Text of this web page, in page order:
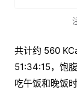
共计约 560
51:34:15，饱
吃午饭和晚饭